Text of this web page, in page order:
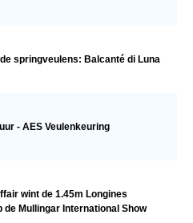
springveulens: Balcanté di Luna
- AES Veulenkeuring
wint de 1.45m Longines
de Mullingar International Show